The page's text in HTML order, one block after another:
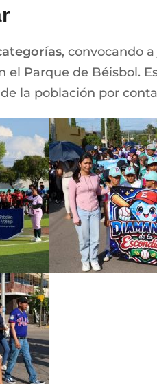
, convocando
Parque de Béisbol.
la población por